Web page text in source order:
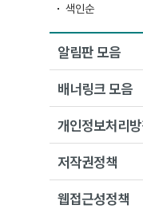
색인순
알림판 모음
배너링크 모음
개인정보처리
저작권정책
웹접근성정책